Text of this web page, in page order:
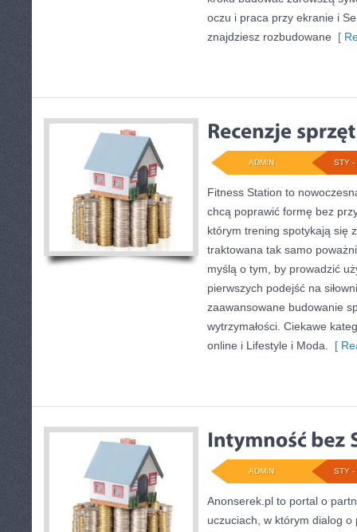
oczu i praca przy ekranie i
znajdziesz rozbudowane [
STY -
ADMIN
Fitness Station to
chcą poprawić formę bez
którym trening spotykają się
traktowana tak samo
myślą o tym, by prowadzić
pierwszych podejść na
zaawansowane budowanie
wytrzymałości. Ciekawe
online i Lifestyle i Moda.
[
STY -
ADMIN
Anonserek.pl to portal o
uczuciach, w którym dialog